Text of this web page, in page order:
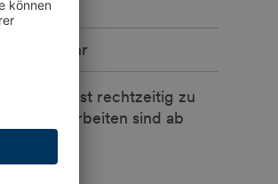
- 15:00 Uhr
Leergut ist rechtzeitig zu
Arbeiten sind ab